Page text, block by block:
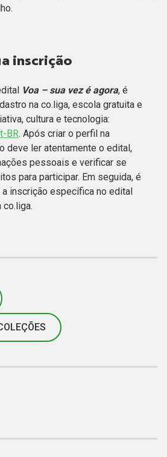
inscrição
Voa – sua vez é agora, é
na co.liga, escola gratuita e
cultura e tecnologia:
BR. Após criar o perfil na
deve ler atentamente o edital,
pessoais e verificar se
para participar. Em seguida, é
inscrição específica no edital